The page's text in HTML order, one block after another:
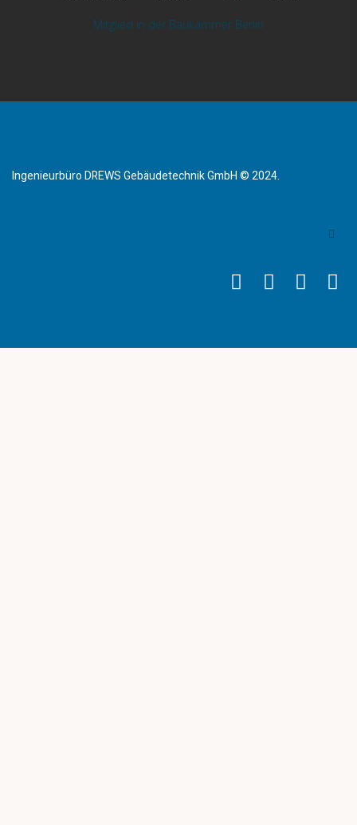
Mitglied in der Baukammer Berlin
Ingenieurbüro DREWS Gebäudetechnik GmbH © 2024.